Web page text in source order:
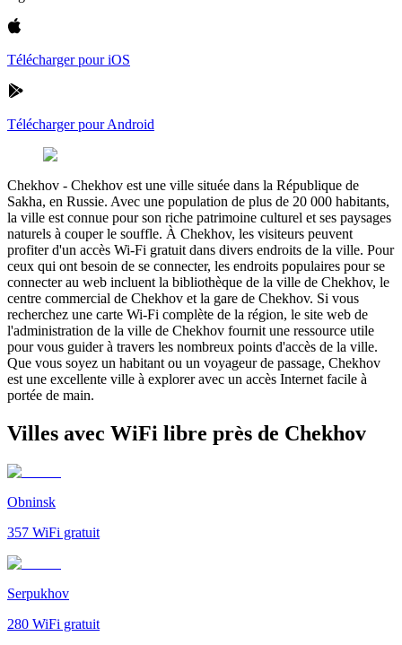
Télécharger pour iOS
Télécharger pour Android
Chekhov - Chekhov est une ville située dans la République de
Sakha, en Russie. Avec une population de plus de 20 000 habitants,
la ville est connue pour son riche patrimoine culturel et ses paysages
naturels à couper le souffle. À Chekhov, les visiteurs peuvent
profiter d'un accès Wi-Fi gratuit dans divers endroits de la ville. Pour
ceux qui ont besoin de se connecter, les endroits populaires pour se
connecter au web incluent la bibliothèque de la ville de Chekhov, le
centre commercial de Chekhov et la gare de Chekhov. Si vous
recherchez une carte Wi-Fi complète de la région, le site web de
l'administration de la ville de Chekhov fournit une ressource utile
pour vous guider à travers les nombreux points d'accès de la ville.
Que vous soyez un habitant ou un voyageur de passage, Chekhov
est une excellente ville à explorer avec un accès Internet facile à
portée de main.
Villes avec WiFi libre près de Chekhov
Obninsk
357 WiFi gratuit
Serpukhov
280 WiFi gratuit